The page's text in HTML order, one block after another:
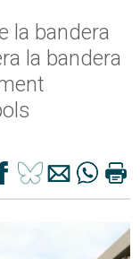
la bandera
la bandera